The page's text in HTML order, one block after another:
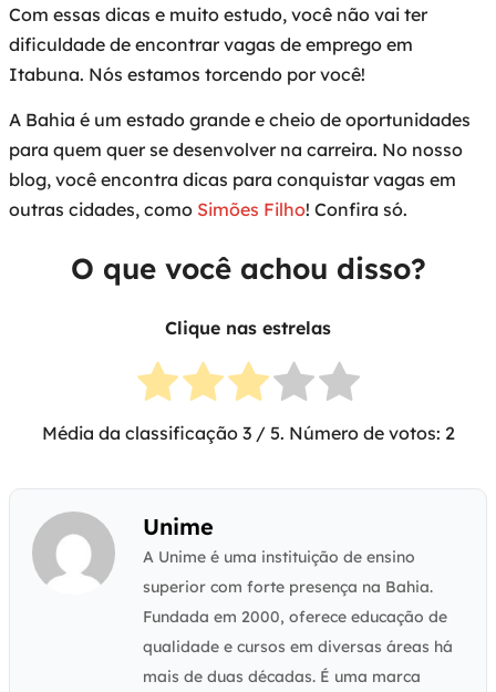
Com essas dicas e muito estudo, você não vai ter
dificuldade de encontrar vagas de emprego em
Itabuna. Nós estamos torcendo por você!
A Bahia é um estado grande e cheio de oportunidades
para quem quer se desenvolver na carreira. No nosso
blog, você encontra dicas para conquistar vagas em
outras cidades, como Simões Filho! Confira só.
O que você achou disso?
Clique nas estrelas
Média da classificação 3/ 5. Número de votos: 2
Unime
A Unime é uma instituição de ensino
superior com forte presença na Bahia.
Fundada em 2000, oferece educação de
qualidade e cursos em diversas áreas há
mais de duas décadas. É uma marca